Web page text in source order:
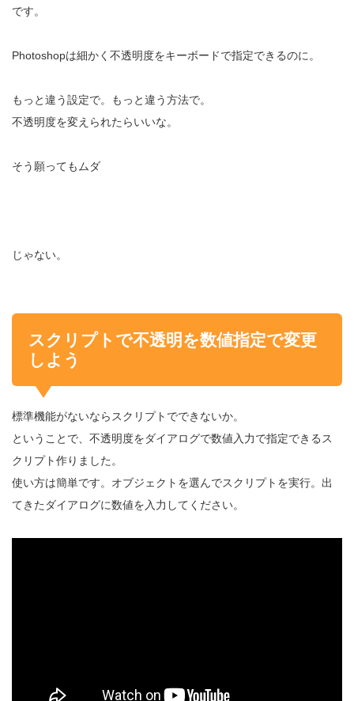
です。
Photoshopは細かく不透明度をキーボードで指定できるのに。
もっと違う設定で。もっと違う方法で。
不透明度を変えられたらいいな。
そう願ってもムダ
じゃない。
スクリプトで不透明を数値指定で変更
しよう
標準機能がないならスクリプトでできないか。
ということで、不透明度をダイアログで数値入力で指定できるス
クリプト作りました。
使い方は簡単です。オブジェクトを選んでスクリプトを実行。出
てきたダイアログに数値を入力してください。